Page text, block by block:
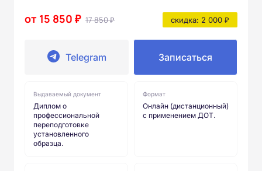
от 15 850 ₽ 17 850 ₽ скидка: 2 000 ₽
Telegram Записаться
Выдаваемый документ
Диплом о
профессиональной
переподготовке
установленного
образца.
Формат
Онлайн (дистанционный)
с применением ДОТ.